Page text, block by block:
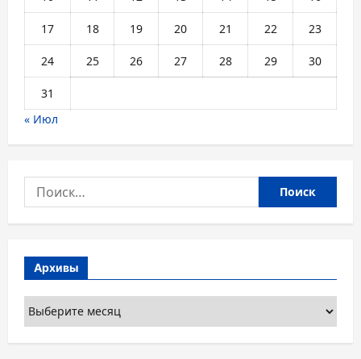
17 18 19 20 21 22 23
24 25 26 27 28 29 30
31
« Июл
Найти:
Архивы
Архивы